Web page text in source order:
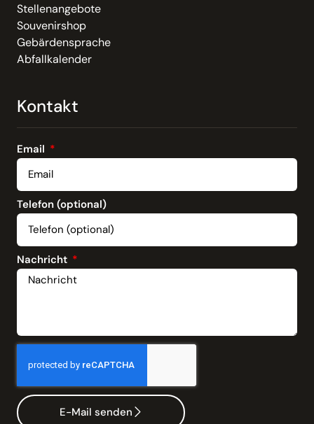
Stellenangebote
Souvenirshop
Gebärdensprache
Abfallkalender
Kontakt
Email
Telefon (optional)
Nachricht
E-Mail senden